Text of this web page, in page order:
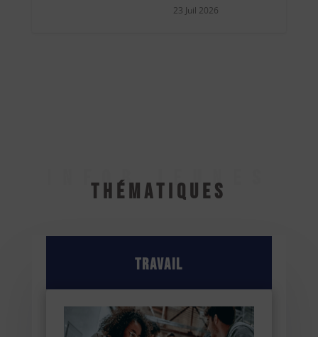
23 Juil 2026
INFOR JEUNES
Thématiques
Travail